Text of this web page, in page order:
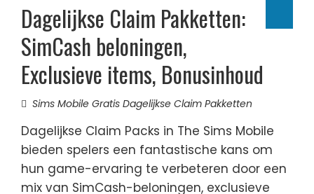
Dagelijkse Claim Pakketten:
SimCash beloningen,
Exclusieve items, Bonusinhoud
Sims Mobile Gratis Dagelijkse Claim Pakketten
Dagelijkse Claim Packs in The Sims Mobile
bieden spelers een fantastische kans om
hun game-ervaring te verbeteren door een
mix van SimCash-beloningen, exclusieve